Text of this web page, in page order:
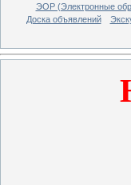
ЭОР (Электронные
Доска объявлений